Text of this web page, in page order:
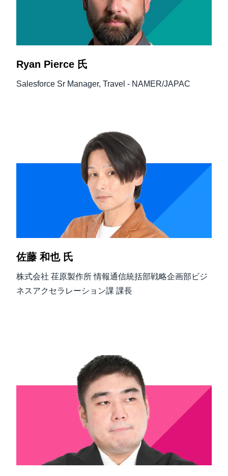
Ryan Pierce 氏
Salesforce Sr Manager, Travel - NAMER/JAPAC
佐藤 和也 氏
株式会社 荏原製作所 情報通信統括部戦略企画部ビジ
ネスアクセラレーション課 課長